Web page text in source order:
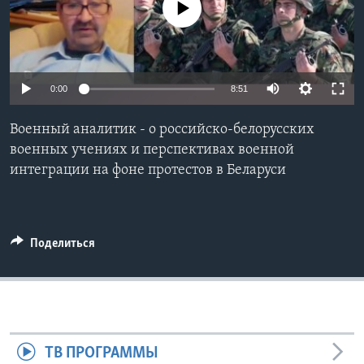
Learning English
СОЦИАЛЬНЫЕ СЕТИ
Языки
No media source currently available
0:00 8:51
Военный аналитик - о российско-белорусских
военных учениях и перспективах военной
интеграции на фоне протестов в Беларуси
Поделиться
ТВ ПРОГРАММЫ